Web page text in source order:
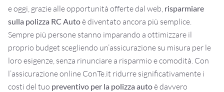
e oggi, grazie alle opportunità offerte dal web, risparmiare
sulla polizza RC Autoè diventato ancora più semplice.
Sempre più persone stanno imparando a ottimizzare il
proprio budget scegliendo un’assicurazione su misura per le
loro esigenze, senza rinunciare a risparmio e comodità. Con
l’assicurazione online ConTe.it ridurre significativamente i
costi del tuo preventivo per la polizza autoè davvero